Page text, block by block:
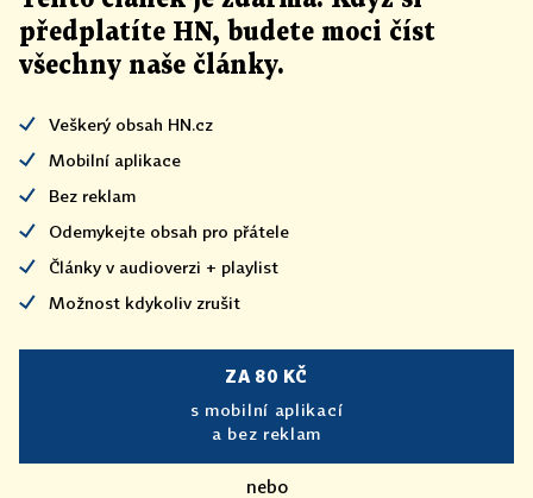
předplatíte HN, budete moci číst
všechny naše články.
Veškerý obsah HN.cz
Mobilní aplikace
Bez reklam
Odemykejte obsah pro přátele
Články v audioverzi + playlist
Možnost kdykoliv zrušit
ZA 80 KČ
s mobilní aplikací
a bez reklam
nebo